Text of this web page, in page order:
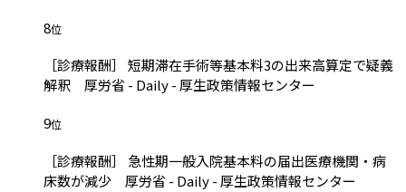
8位
［診療報酬］ 短期滞在手術等基本料3の出来高算定で疑義
解釈 厚労省 - Daily - 厚生政策情報センター
9位
［診療報酬］ 急性期一般入院基本料の届出医療機関・病
床数が減少 厚労省 - Daily - 厚生政策情報センター